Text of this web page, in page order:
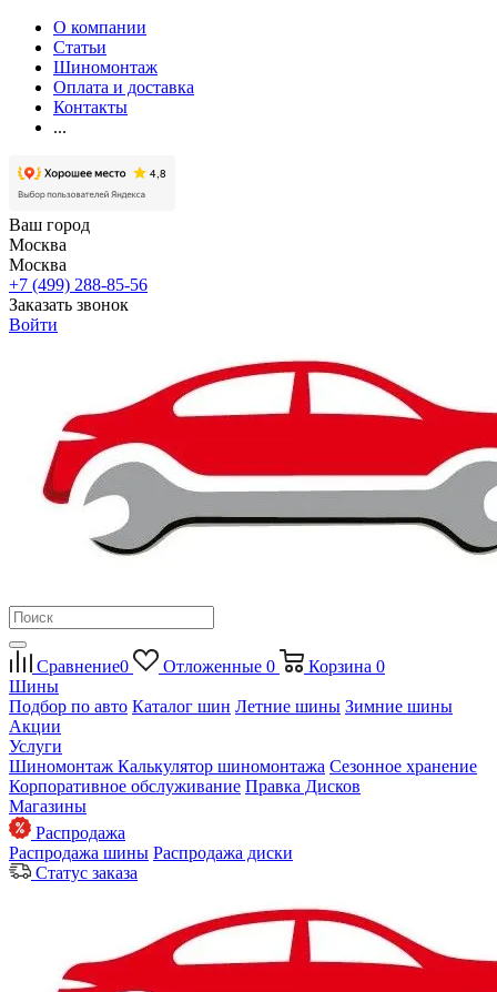
О компании
Статьи
Шиномонтаж
Оплата и доставка
Контакты
...
Ваш город
Москва
Москва
+7 (499) 288-85-56
Заказать звонок
Войти
Сравнение0 Отложенные 0 Корзина 0
Шины
Подбор по авто Каталог шин Летние шины Зимние шины
Акции
Услуги
Шиномонтаж Калькулятор шиномонтажа Сезонное хранение
Корпоративное обслуживание Правка Дисков
Магазины
Распродажа
Распродажа шины Распродажа диски
Статус заказа